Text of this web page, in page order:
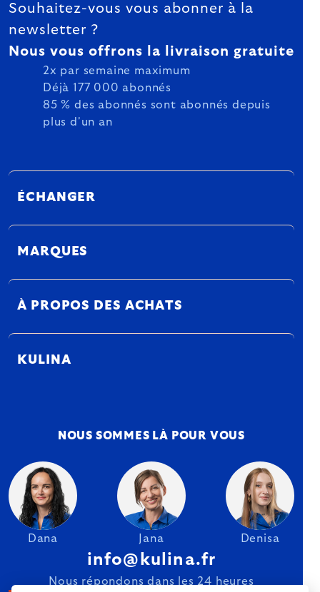
Souhaitez-vous vous abonner à la
newsletter ?
Nous vous offrons la livraison gratuite
2x par semaine maximum
Déjà 177 000 abonnés
85 % des abonnés sont abonnés depuis
plus d'un an
ÉCHANGER
MARQUES
À PROPOS DES ACHATS
KULINA
NOUS SOMMES LÀ POUR VOUS
Dana Jana Denisa
info@kulina.fr
Nous répondons dans les 24 heures